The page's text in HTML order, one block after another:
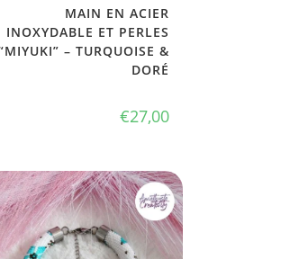
MAIN EN ACIER
INOXYDABLE ET PERLES
– TURQUOISE &
DORÉ
€27,00